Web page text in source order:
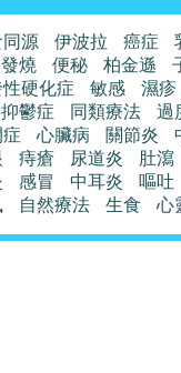
源 伊波拉 癌症
發燒
便秘 柏金遜
硬化症
敏感 濕疹
抑鬱症
同類療法
過
心臟病 關節炎
痔瘡 尿道炎 肚瀉
感冒 中耳炎 嘔吐
自然療法 生食 心